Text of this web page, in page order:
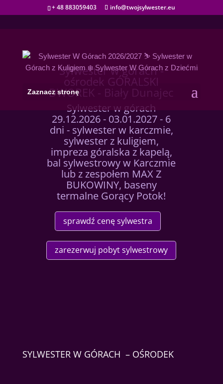
+ 48 883059403 info@twojsylwester.eu
Zaznacz stronę
Sylwester w górach -
ośrodek GÓRALSKI
DWOREK - Biały Dunajec
Sylwester w górach
29.12.2026 - 03.01.2027 - 6
dni - sylwester w karczmie,
sylwester z kuligiem,
impreza góralska z kapelą,
bal sylwestrowy w Karczmie
lub z zespołem MAX Z
BUKOWINY, baseny
termalne Gorący Potok!
sprawdź cenę sylwestra
zarezerwuj pobyt sylwestrowy
SYLWESTER W GÓRACH – OŚRODEK